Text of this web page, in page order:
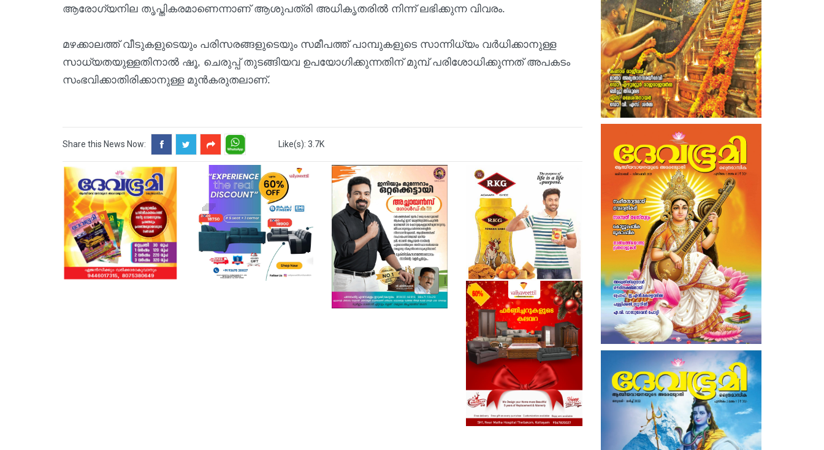
ആരോഗ്യനില തൃപ്തികരമാണെന്നാണ് ആശുപത്രി അധികൃതരിൽ നിന്ന് ലഭിക്കുന്ന വിവരം.
മഴക്കാലത്ത് വീടുകളുടെയും പരിസരങ്ങളുടെയും സമീപത്ത് പാമ്പുകളുടെ സാന്നിധ്യം വർധിക്കാനുള്ള
സാധ്യതയുള്ളതിനാൽ ഷൂ, ചെരുപ്പ് തുടങ്ങിയവ ഉപയോഗിക്കുന്നതിന് മുമ്പ് പരിശോധിക്കുന്നത് അപകടം
സംഭവിക്കാതിരിക്കാനുള്ള മുൻകരുതലാണ്.
Share this News Now: Like(s): 3.7K